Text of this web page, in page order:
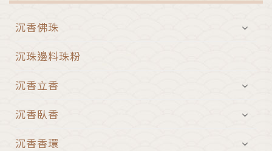
沉香佛珠
沉珠邊料珠粉
沉香立香
沉香臥香
沉香香環